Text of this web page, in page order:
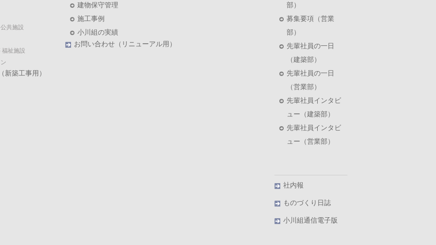
共施設
福祉施設
新築工事用）
建物保守管理
施工事例
小川組の実績
お問い合わせ（リニューアル用）
部）
募集要項（営業
部）
先輩社員の一日
（建築部）
先輩社員の一日
（営業部）
先輩社員インタビ
ュー（建築部）
先輩社員インタビ
ュー（営業部）
社内報
ものづくり日誌
小川組通信電子版